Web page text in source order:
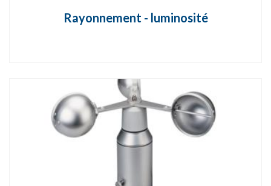
Rayonnement - luminosité